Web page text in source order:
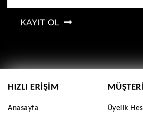
KAYIT OL
HIZLI ERIŞIM
Anasayfa
Üyelik